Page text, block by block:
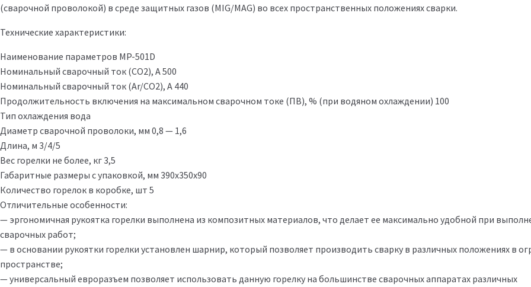
(сварочной проволокой) в среде защитных газов (MIG/MAG) во всех пространственных положениях сварки.
Технические характеристики:
Наименование параметров MP-501D
Номинальный сварочный ток (СО2), А 500
Номинальный сварочный ток (Ar/CO2), А 440
Продолжительность включения на максимальном сварочном токе (ПВ), % (при водяном охлаждении) 100
Тип охлаждения вода
Диаметр сварочной проволоки, мм 0,8 — 1,6
Длина, м 3/4/5
Вес горелки не более, кг 3,5
Габаритные размеры с упаковкой, мм 390х350х90
Количество горелок в коробке, шт 5
Отличительные особенности:
— эргономичная рукоятка горелки выполнена из композитных материалов, что делает ее максимально удобной при
сварочных работ;
— в основании рукоятки горелки установлен шарнир, который позволяет производить сварку в различных положениях в
пространстве;
— универсальный евроразъем позволяет использовать данную горелку на большинстве сварочных аппаратах различных